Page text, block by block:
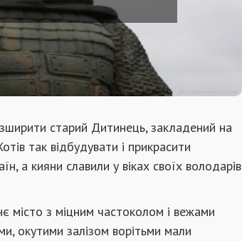
старий Дитинець, закладений на
так відбудувати і прикрасити
а кияни славили у віках своїх володарів
міс­то з міцним частоколом і вежами
окутими залізом ворітьми мали